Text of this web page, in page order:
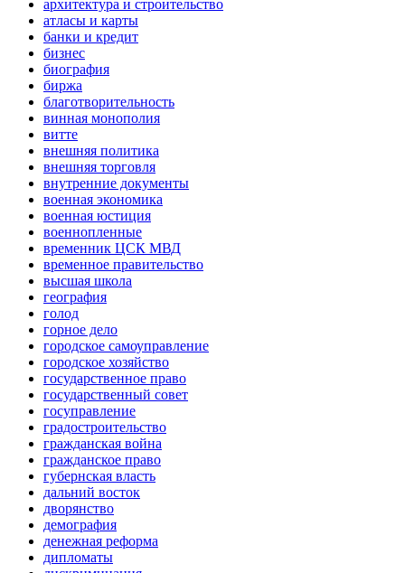
архитектура и строительство
атласы и карты
банки и кредит
бизнес
биография
биржа
благотворительность
винная монополия
витте
внешняя политика
внешняя торговля
внутренние документы
военная экономика
военная юстиция
военнопленные
временник ЦСК МВД
временное правительство
высшая школа
география
голод
горное дело
городское самоуправление
городское хозяйство
государственное право
государственный совет
госуправление
градостроительство
гражданская война
гражданское право
губернская власть
дальний восток
дворянство
демография
денежная реформа
дипломаты